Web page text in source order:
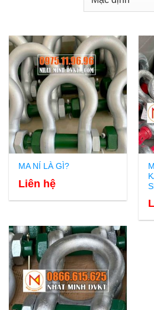
MA NÍ LÀ GÌ?
Liên hệ